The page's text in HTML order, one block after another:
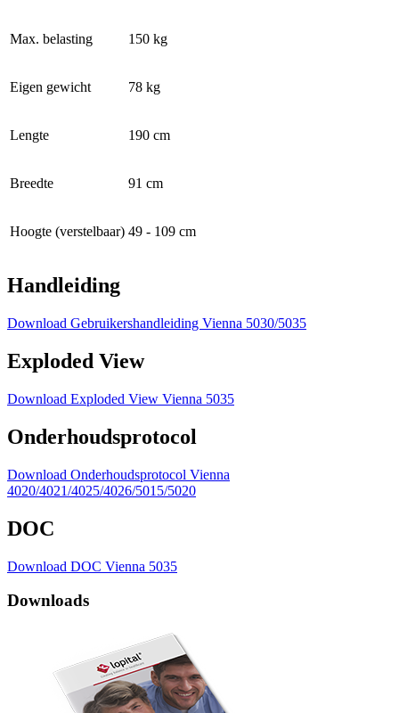
Max. belasting 150 kg
Eigen gewicht 78 kg
Lengte 190 cm
Breedte 91 cm
Hoogte (verstelbaar) 49 - 109 cm
Handleiding
Download Gebruikershandleiding Vienna 5030/5035
Exploded View
Download Exploded View Vienna 5035
Onderhoudsprotocol
Download Onderhoudsprotocol Vienna
4020/4021/4025/4026/5015/5020
DOC
Download DOC Vienna 5035
Downloads